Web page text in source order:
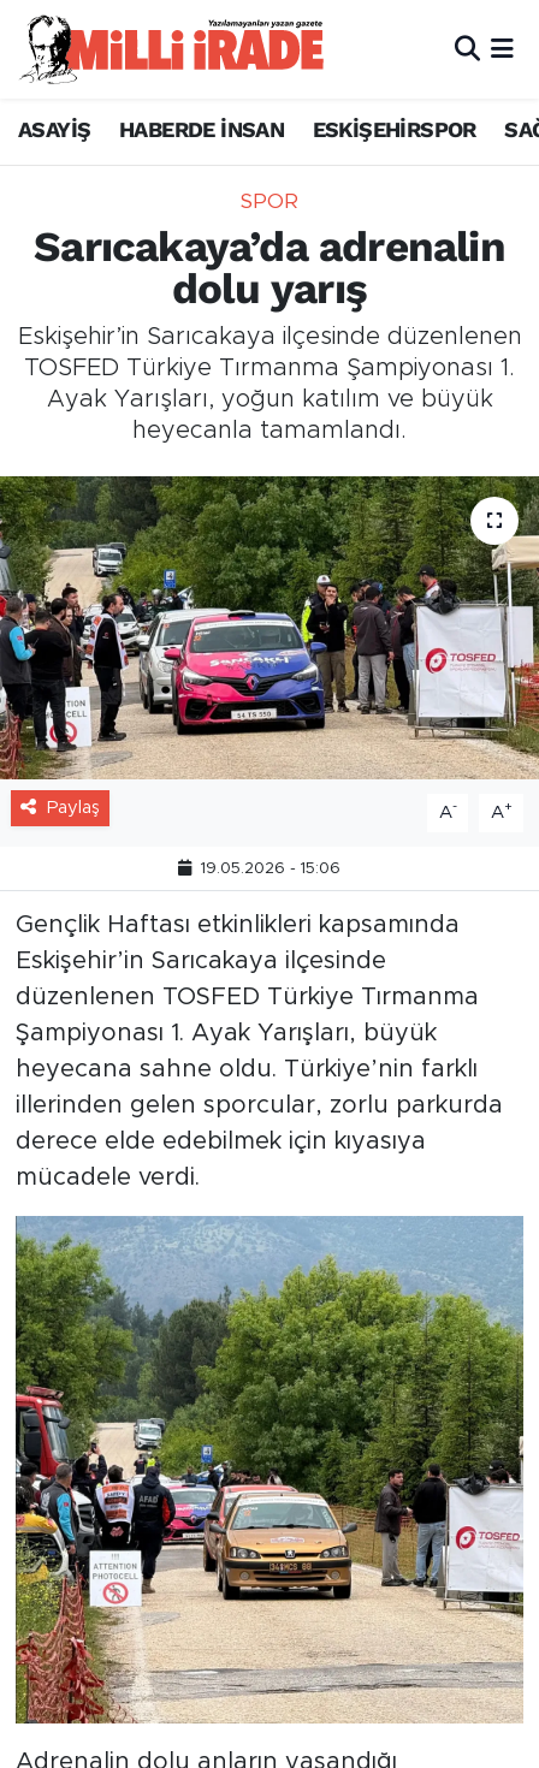
ASAYİŞ HABERDE İNSAN ESKİŞEHİRSPOR
SPOR
Sarıcakaya’da adrenalin
dolu yarış
Eskişehir’in Sarıcakaya ilçesinde düzenlenen
TOSFED Türkiye Tırmanma Şampiyonası 1.
Ayak Yarışları, yoğun katılım ve büyük
heyecanla tamamlandı.
Paylaş A- A+
19.05.2026 - 15:06
Gençlik Haftası etkinlikleri kapsamında
Eskişehir’in Sarıcakaya ilçesinde
düzenlenen TOSFED Türkiye Tırmanma
Şampiyonası 1. Ayak Yarışları, büyük
heyecana sahne oldu. Türkiye’nin farklı
illerinden gelen sporcular, zorlu parkurda
derece elde edebilmek için kıyasıya
mücadele verdi.
Adrenalin dolu anların yaşandığı